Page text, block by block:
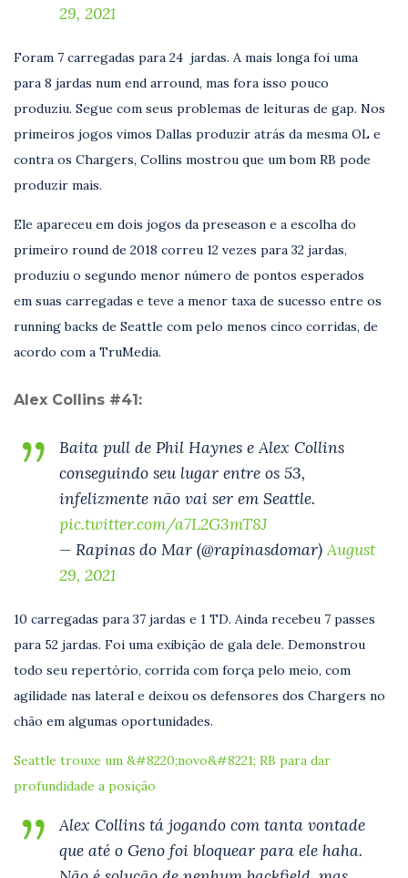
29, 2021
Foram 7 carregadas para 24 jardas. A mais longa foi uma
para 8 jardas num end arround, mas fora isso pouco
produziu. Segue com seus problemas de leituras de gap. Nos
primeiros jogos vimos Dallas produzir atrás da mesma OL e
contra os Chargers, Collins mostrou que um bom RB pode
produzir mais.
Ele apareceu em dois jogos da preseason e a escolha do
primeiro round de 2018 correu 12 vezes para 32 jardas,
produziu o segundo menor número de pontos esperados
em suas carregadas e teve a menor taxa de sucesso entre os
running backs de Seattle com pelo menos cinco corridas, de
acordo com a TruMedia.
Alex Collins #41:
Baita pull de Phil Haynes e Alex Collins
conseguindo seu lugar entre os 53,
infelizmente não vai ser em Seattle.
pic.twitter.com/a7L2G3mT8J
— Rapinas do Mar (@rapinasdomar)August
29, 2021
10 carregadas para 37 jardas e 1 TD. Ainda recebeu 7 passes
para 52 jardas. Foi uma exibição de gala dele. Demonstrou
todo seu repertório, corrida com força pelo meio, com
agilidade nas lateral e deixou os defensores dos Chargers no
chão em algumas oportunidades.
Seattle trouxe um &#8220;novo&#8221; RB para dar
profundidade a posição
Alex Collins tá jogando com tanta vontade
que até o Geno foi bloquear para ele haha.